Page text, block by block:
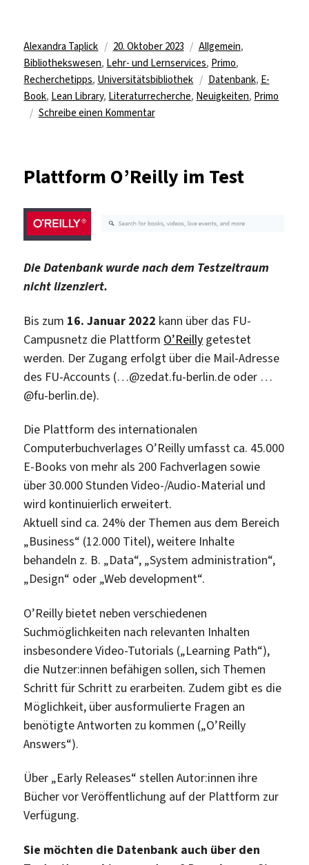
Autor
Alexandra Taplick
Veröffentlicht
am
20. Oktober 2023 Kategorien
Allgemein,
Bibliothekswesen, Lehr- und Lernservices, Primo,
Recherchetipps, Universitätsbibliothek Schlagwörter
Datenbank, E-
Book, Lean Library, Literaturrecherche, Neuigkeiten, Primo
Schreibe einen Kommentarzu
Plattform O’Reilly im Test
Die Datenbank wurde nach dem Testzeitraum
nicht lizenziert.
Bis zum 16. Januar 2022 kann über das FU-
Campusnetz die Plattform O’Reilly getestet
werden. Der Zugang erfolgt über die Mail-Adresse
des FU-Accounts (…@zedat.fu-berlin.de oder …
@fu-berlin.de).
Die Plattform des internationalen
Computerbuchverlages O’Reilly umfasst ca. 45.000
E-Books von mehr als 200 Fachverlagen sowie
über 30.000 Stunden Video-/Audio-Material und
wird kontinuierlich erweitert.
Aktuell sind ca. 24% der Themen aus dem Bereich
„Business“ (12.000 Titel), weitere Inhalte
behandeln z. B. „Data“, „System administration“,
„Design“ oder „Web development“.
O’Reilly bietet neben verschiedenen
Suchmöglichkeiten nach relevanten Inhalten
insbesondere Video-Tutorials („Learning Path“),
die Nutzer:innen befähigen sollen, sich Themen
Schritt für Schritt zu erarbeiten. Zudem gibt es die
Möglichkeit, über ausformulierte Fragen an
benötigte Antworten zu kommen („O’Reilly
Answers“).
Über „Early Releases“ stellen Autor:innen ihre
Bücher vor Veröffentlichung auf der Plattform zur
Verfügung.
Sie möchten die Datenbank auch über den